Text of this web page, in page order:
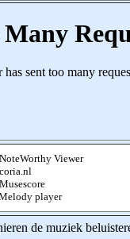
Viewer
player
de muziek